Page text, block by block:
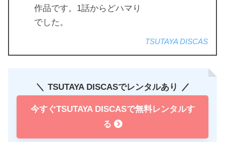
作品です。1話からどハマり
でした。
TSUTAYA DISCAS
TSUTAYA DISCASでレンタルあり
今すぐTSUTAYA DISCASで無料レンタルす
る